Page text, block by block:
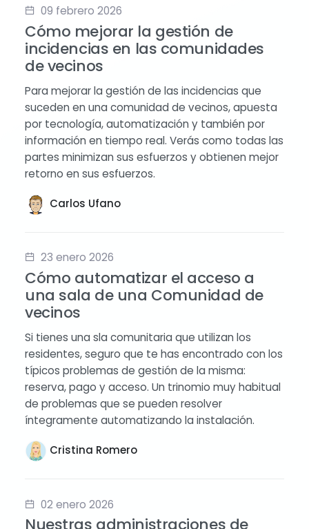
09 febrero 2026
Cómo mejorar la gestión de
incidencias en las comunidades
de vecinos
Para mejorar la gestión de las incidencias que
suceden en una comunidad de vecinos, apuesta
por tecnología, automatización y también por
información en tiempo real. Verás como todas las
partes minimizan sus esfuerzos y obtienen mejor
retorno en sus esfuerzos.
Carlos Ufano
23 enero 2026
Cómo automatizar el acceso a
una sala de una Comunidad de
vecinos
Si tienes una sla comunitaria que utilizan los
residentes, seguro que te has encontrado con los
típicos problemas de gestión de la misma:
reserva, pago y acceso. Un trinomio muy habitual
de problemas que se pueden resolver
íntegramente automatizando la instalación.
Cristina Romero
02 enero 2026
Nuestras administraciones de